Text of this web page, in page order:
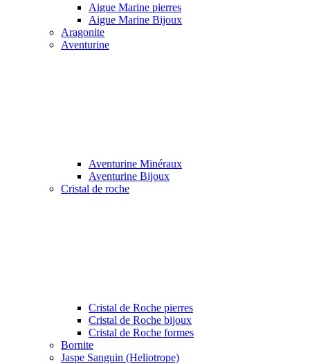
Aigue Marine pierres
Aigue Marine Bijoux
Aragonite
Aventurine
Aventurine Minéraux
Aventurine Bijoux
Cristal de roche
Cristal de Roche pierres
Cristal de Roche bijoux
Cristal de Roche formes
Bornite
Jaspe Sanguin (Heliotrope)